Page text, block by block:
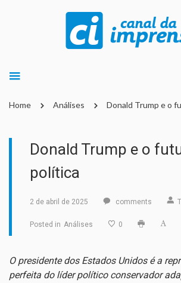
Home Análises Donald Trump e o
Donald Trump e o
política
2 de abril de 2025 comments
Posted in Análises 0
O presidente dos Estados Unidos é a
perfeita do líder político conservador